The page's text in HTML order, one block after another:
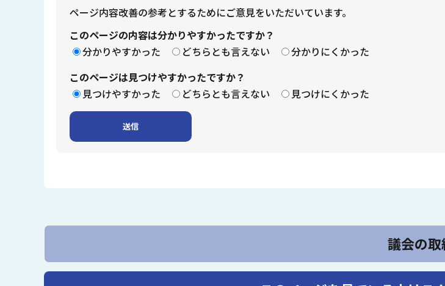
ページ内容改善の参考とするためにご意見をいただいています。
このページの内容は分かりやすかったですか？
分かりやすかった
どちらとも言えない
分かりにくかった
このページは見つけやすかったですか？
見つけやすかった
どちらとも言えない 見つけにくかった
議会の取